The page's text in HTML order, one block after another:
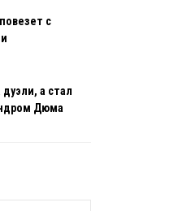
с
а стал
Дюма